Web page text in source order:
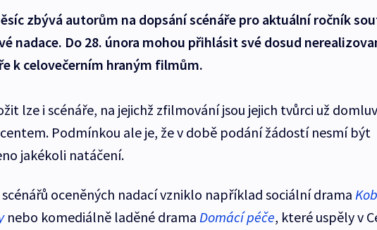
zbývá autorům na dopsání scénáře pro aktuální ročník
nadace. Do 28. února mohou přihlásit své dosud
k celovečerním hraným filmům.
lze i scénáře, na jejichž zfilmování jsou jejich tvůrci už
Podmínkou ale je, že v době podání žádostí nesmí být
jakékoli natáčení.
oceněných nadací vzniklo například sociální drama
nebo komediálně laděné drama Domácí péče, které uspěly v